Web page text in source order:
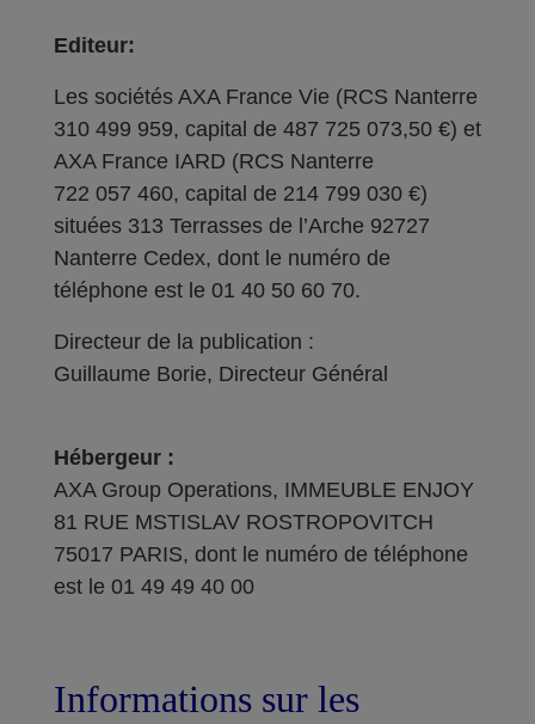
Editeur:
Les sociétés AXA France Vie (RCS Nanterre
310 499 959, capital de 487 725 073,50 €) et
AXA France IARD (RCS Nanterre
722 057 460, capital de 214 799 030 €)
situées 313 Terrasses de l’Arche 92727
Nanterre Cedex, dont le numéro de
téléphone est le 01 40 50 60 70.
Directeur de la publication :
Guillaume Borie, Directeur Général
Hébergeur :
AXA Group Operations, IMMEUBLE ENJOY
81 RUE MSTISLAV ROSTROPOVITCH
75017 PARIS, dont le numéro de téléphone
est le 01 49 49 40 00
Informations sur les